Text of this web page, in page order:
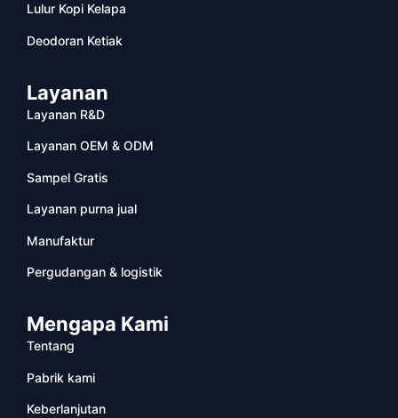
Lulur Kopi Kelapa
Deodoran Ketiak
Layanan
Layanan R&D
Layanan OEM & ODM
Sampel Gratis
Layanan purna jual
Manufaktur
Pergudangan & logistik
Mengapa Kami
Tentang
Pabrik kami
Keberlanjutan